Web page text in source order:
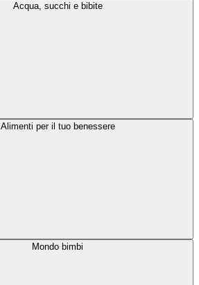
Acqua, succhi e bibite
Alimenti per il tuo benessere
Mondo bimbi